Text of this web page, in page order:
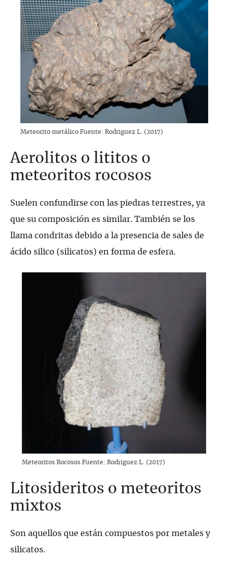
Meteorito metálico Fuente: Rodriguez L. (2017)
Aerolitos o lititos o
meteoritos rocosos
Suelen confundirse con las piedras terrestres, ya
que su composición es similar. También se los
llama condritas debido a la presencia de sales de
ácido silico (silicatos) en forma de esfera.
Meteoritos Rocosos Fuente: Rodriguez L. (2017)
Litosideritos o meteoritos
mixtos
Son aquellos que están compuestos por metales y
silicatos.